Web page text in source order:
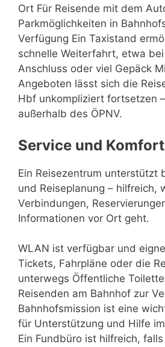
Ort Für Reisende mit dem
Parkmöglichkeiten in
Verfügung Ein Taxistand
schnelle Weiterfahrt, etwa
Anschluss oder viel Gepäck
Angeboten lässt sich die
Hbf unkompliziert fortsetzen
außerhalb des ÖPNV.
Service und Komfort
Ein Reisezentrum unterstützt
und Reiseplanung – hilfreich,
Verbindungen,
Informationen vor Ort geht.
WLAN ist verfügbar und
Tickets, Fahrpläne oder die
unterwegs Öffentliche
Reisenden am Bahnhof zur
Bahnhofsmission ist eine
für Unterstützung und Hilfe
Ein Fundbüro ist hilfreich,